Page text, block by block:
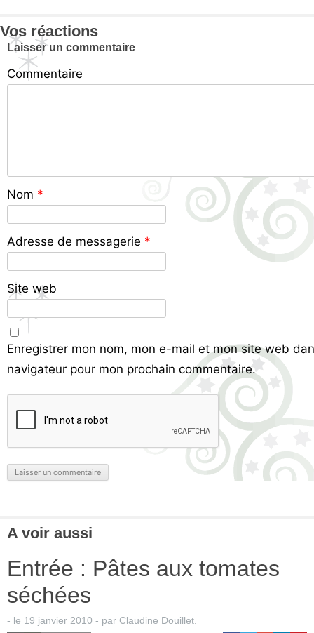
Vos réactions
Laisser un commentaire
Commentaire
Nom *
Adresse de messagerie *
Site web
Enregistrer mon nom, mon e-mail et mon site web
navigateur pour mon prochain commentaire.
A voir aussi
Entrée : Pâtes aux tomates
séchées
- le 19 janvier 2010 - par Claudine Douillet